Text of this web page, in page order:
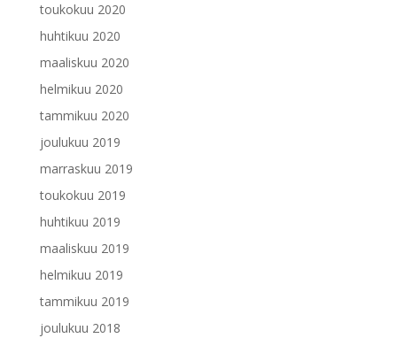
toukokuu 2020
huhtikuu 2020
maaliskuu 2020
helmikuu 2020
tammikuu 2020
joulukuu 2019
marraskuu 2019
toukokuu 2019
huhtikuu 2019
maaliskuu 2019
helmikuu 2019
tammikuu 2019
joulukuu 2018